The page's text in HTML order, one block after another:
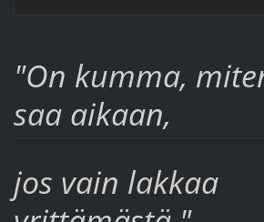
"On kumma,
saa aikaan,
jos vain lakkaa